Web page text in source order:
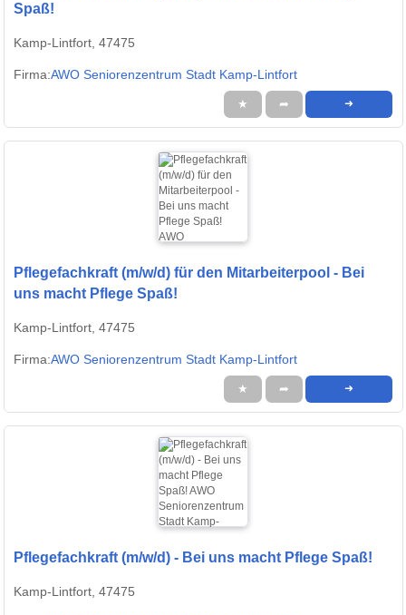
Spaß!
Kamp-Lintfort, 47475
Firma:AWO Seniorenzentrum Stadt Kamp-Lintfort
★ ➦ ➜
Pflegefachkraft (m/w/d) für den Mitarbeiterpool - Bei
uns macht Pflege Spaß!
Kamp-Lintfort, 47475
Firma:AWO Seniorenzentrum Stadt Kamp-Lintfort
★ ➦ ➜
Pflegefachkraft (m/w/d) - Bei uns macht Pflege Spaß!
Kamp-Lintfort, 47475